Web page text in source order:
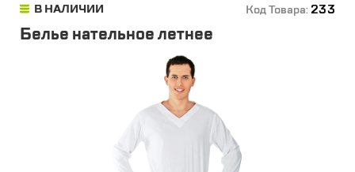
В НАЛИЧИИ Код Товара: 233
Белье нательное летнее